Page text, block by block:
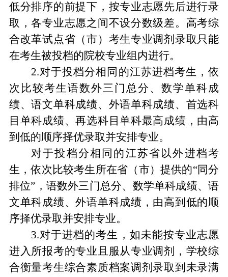
低分排序的前提下 ， 按专业志愿先后进行录
取 ，各专业志愿之间不设分数级差。高考综
合改革试点省 （市） 考生专业调剂录取只能
在考生被投档的院校专业组内进行。
2.对于投档分相同的江苏进档考生 ，依
次比较考生语数外三门总分、数学单科成
绩、语文单科成绩、外语单科成绩、首选科
目单科成绩、再选科目单科最高成绩 ， 由高
到低的顺序择优录取并安排专业。
对于投档分相同的江苏省以外进档考
生 ，依次比较考生所在省 （市） 提供的“同分
排位” ， 语数外三门总分、数学单科成绩、语
文单科成绩、外语单科成绩 ， 由高到低的顺
序择优录取并安排专业。
3.对于进档的考生，如未能按专业志愿
进入所报考的专业且服从专业调剂，学校综
合衡量考生综合素质档案调剂录取到未录满